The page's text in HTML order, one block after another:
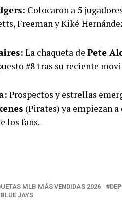
Colocaron a 5
Freeman y Kiké
La chaqueta de Pete
#8 tras su reciente
Prospectos y estrellas
(Pirates) ya empiezan
los fans.
MLB MÁS VENDIDAS 2026
JAYS